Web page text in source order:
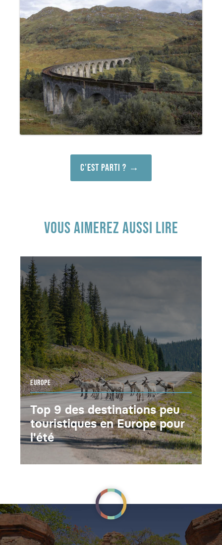
C’est parti ?
VOUS AIMEREZ AUSSI LIRE
EUROPE
Top 9 des destinations peu
touristiques en Europe pour
l'été